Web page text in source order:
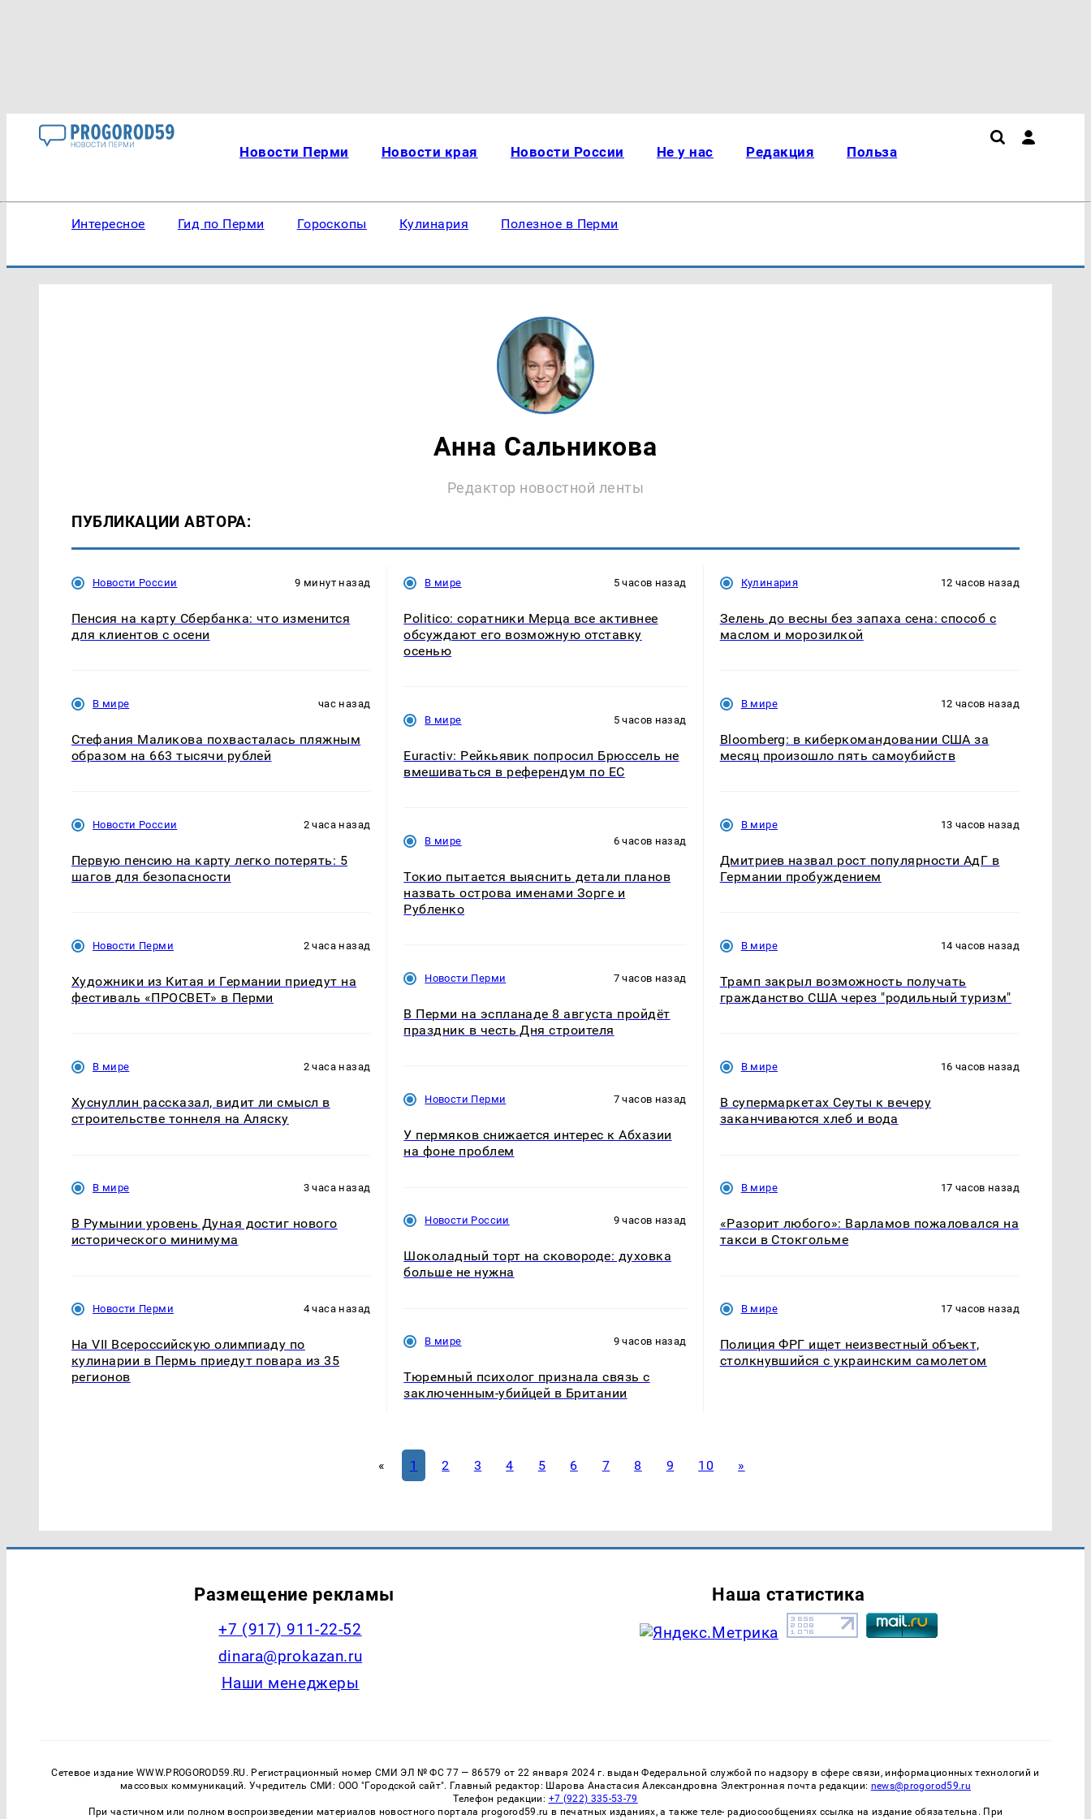
Новости Перми Новости края Новости России Не у нас Редакция Польза
Интересное Гид по Перми Гороскопы Кулинария Полезное в Перми
Анна Сальникова
Редактор новостной ленты
ПУБЛИКАЦИИ АВТОРА:
Новости России 9 минут назад
Пенсия на карту Сбербанка: что изменится
для клиентов с осени
В мире час назад
Стефания Маликова похвасталась пляжным
образом на 663 тысячи рублей
Новости России 2 часа назад
Первую пенсию на карту легко потерять: 5
шагов для безопасности
Новости Перми 2 часа назад
Художники из Китая и Германии приедут на
фестиваль «ПРОСВЕТ» в Перми
В мире 2 часа назад
Хуснуллин рассказал, видит ли смысл в
строительстве тоннеля на Аляску
В мире 3 часа назад
В Румынии уровень Дуная достиг нового
исторического минимума
Новости Перми 4 часа назад
На VII Всероссийскую олимпиаду по
кулинарии в Пермь приедут повара из 35
регионов
В мире 5 часов назад
Politico: соратники Мерца все активнее
обсуждают его возможную отставку
осенью
В мире 5 часов назад
Euractiv: Рейкьявик попросил Брюссель не
вмешиваться в референдум по ЕС
В мире 6 часов назад
Токио пытается выяснить детали планов
назвать острова именами Зорге и
Рубленко
Новости Перми 7 часов назад
В Перми на эспланаде 8 августа пройдёт
праздник в честь Дня строителя
Новости Перми 7 часов назад
У пермяков снижается интерес к Абхазии
на фоне проблем
Новости России 9 часов назад
Шоколадный торт на сковороде: духовка
больше не нужна
В мире 9 часов назад
Тюремный психолог признала связь с
заключенным-убийцей в Британии
Кулинария 12 часов назад
Зелень до весны без запаха сена: способ с
маслом и морозилкой
В мире 12 часов назад
Bloomberg: в киберкомандовании США за
месяц произошло пять самоубийств
В мире 13 часов назад
Дмитриев назвал рост популярности АдГ в
Германии пробуждением
В мире 14 часов назад
Трамп закрыл возможность получать
гражданство США через "родильный туризм"
В мире 16 часов назад
В супермаркетах Сеуты к вечеру
заканчиваются хлеб и вода
В мире 17 часов назад
«Разорит любого»: Варламов пожаловался на
такси в Стокгольме
В мире 17 часов назад
Полиция ФРГ ищет неизвестный объект,
столкнувшийся с украинским самолетом
« 1 2 3 4 5 6 7 8 9 10 »
Размещение рекламы
+7 (917) 911-22-52
dinara@prokazan.ru
Наши менеджеры
Наша статистика
Сетевое издание WWW.PROGOROD59.RU. Регистрационный номер СМИ ЭЛ № ФС 77 — 86579 от 22 января 2024 г. выдан Федеральной службой по надзору в сфере связи, информационных технологий и
массовых коммуникаций. Учредитель СМИ: ООО "Городской сайт". Главный редактор: Шарова Анастасия Александровна Электронная почта редакции: news@progorod59.ru
Телефон редакции: +7 (922) 335-53-79
При частичном или полном воспроизведении материалов новостного портала progorod59.ru в печатных изданиях, а также теле- радиосообщениях ссылка на издание обязательна. При